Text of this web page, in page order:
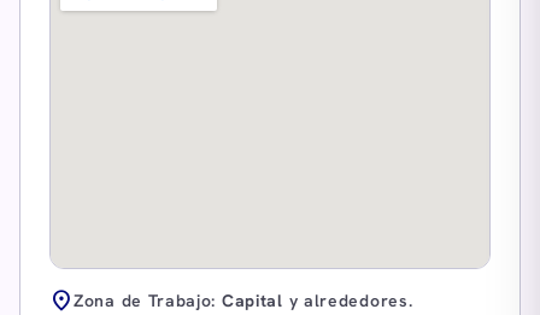
location_onZona de Trabajo: Capital y alrededores.